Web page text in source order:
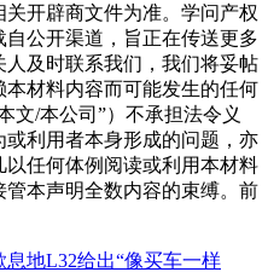
开辟商文件为准。学问产权
公开渠道，旨正在传送更多
及时联系我们，我们将妥帖
材料内容而可能发生的任何
文/本公司”）不承担法令义
利用者本身形成的问题，亦
任何体例阅读或利用本材料
本声明全数内容的束缚。前
地L32给出“像买车一样